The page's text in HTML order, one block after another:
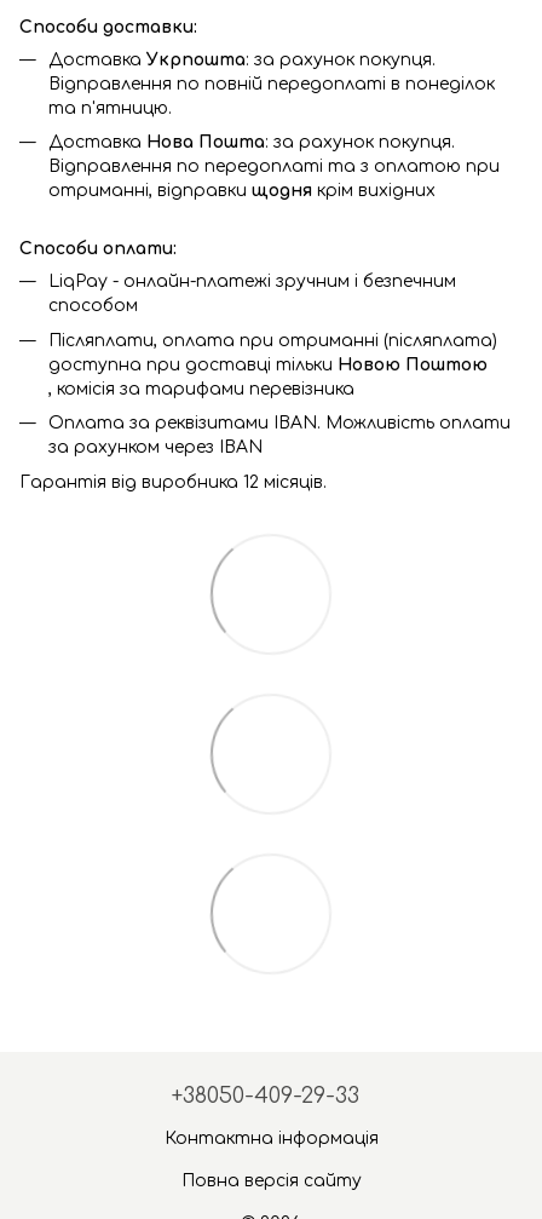
Способи доставки:
Доставка Укрпошта: за рахунок покупця.
Відправлення по повній передоплаті в понеділок
та п'ятницю.
Доставка Нова Пошта: за рахунок покупця.
Відправлення по передоплаті та з оплатою при
отриманні, відправки щодня крім вихідних
Способи оплати:
LiqPay - онлайн-платежі зручним і безпечним
способом
Післяплати, оплата при отриманні (післяплата)
доступна при доставці тільки Новою Поштою
, комісія за тарифами перевізника
Оплата за реквізитами IBAN. Можливість оплати
за рахунком через IBAN
Гарантія від виробника 12 місяців.
+38050-409-29-33
Контактна інформація
Повна версія сайту